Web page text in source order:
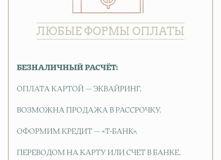
ЛЮБЫЕ ФОРМЫ ОПЛАТЫ
БЕЗНАЛИЧНЫЙ РАСЧЁТ:
ОПЛАТА КАРТОЙ — ЭКВАЙРИНГ.
ВОЗМОЖНА ПРОДАЖА В РАССРОЧКУ.
ОФОРМИМ КРЕДИТ — «Т-БАНК».
ПЕРЕВОДОМ НА КАРТУ ИЛИ СЧЕТ В БАНКЕ.